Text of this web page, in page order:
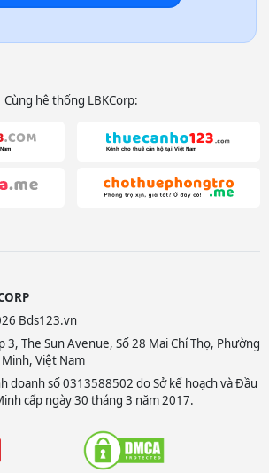
Cùng hệ thống LBKCorp:
Bds123.vn
3, The Sun Avenue, Số 28 Mai Chí Thọ, Phường
Việt Nam
doanh số 0313588502 do Sở kế hoạch và Đầu
cấp ngày 30 tháng 3 năm 2017.